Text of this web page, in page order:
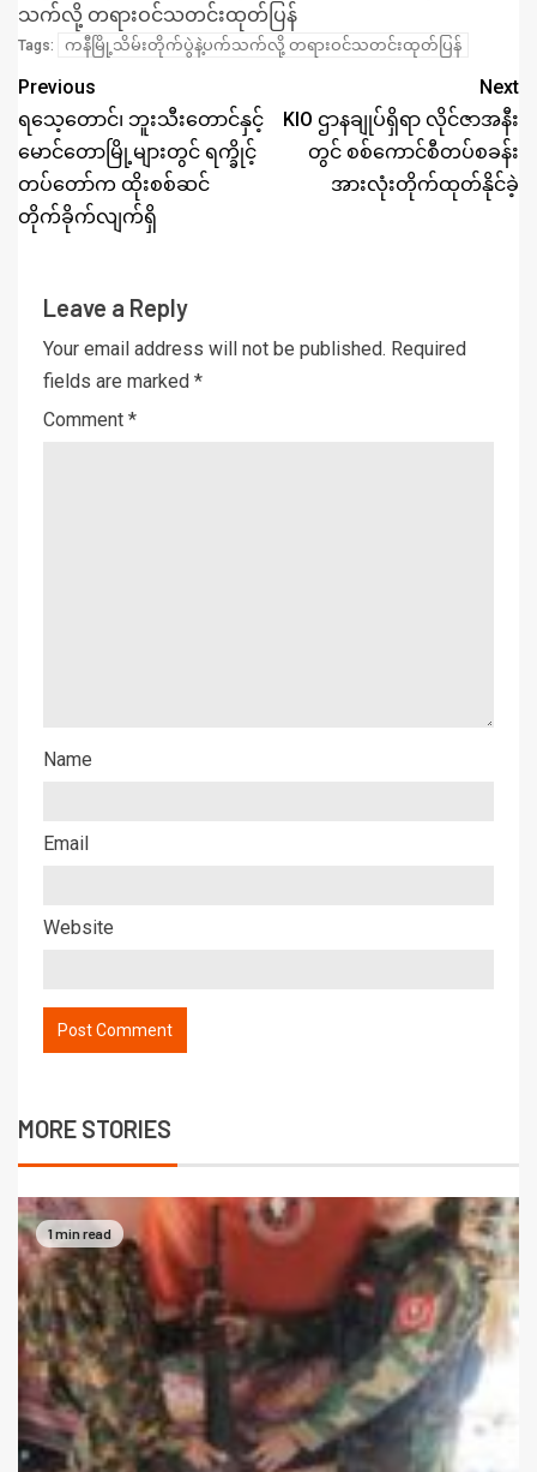
သက်လို့ တရားဝင်သတင်းထုတ်ပြန်
Tags: ကနီမြို့သိမ်းတိုက်ပွဲနဲ့ပက်သက်လို့ တရားဝင်သတင်းထုတ်ပြန်
Previous
ရသေ့တောင်၊ ဘူးသီးတောင်နှင့်
မောင်တောမြို့များတွင် ရက္ခိုင့်
တပ်တော်က ထိုးစစ်ဆင်
တိုက်ခိုက်လျက်ရှိ
Next
KIO ဌာနချုပ်ရှိရာ လိုင်ဇာအနီး
တွင် စစ်ကောင်စီတပ်စခန်း
အားလုံးတိုက်ထုတ်နိုင်ခဲ့
Leave a Reply
Your email address will not be published. Required
fields are marked *
Comment *
Name
Email
Website
MORE STORIES
1 min read